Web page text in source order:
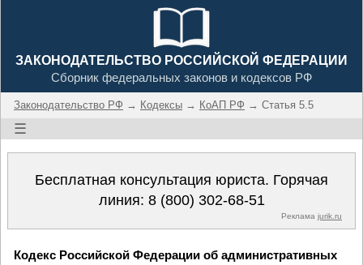
ЗАКОНОДАТЕЛЬСТВО РОССИЙСКОЙ ФЕДЕРАЦИИ
Сборник федеральных законов и кодексов РФ
Законодательство РФ → Кодексы → КоАП РФ → Статья 5.5
☰
Бесплатная консультация юриста. Горячая
линия: 8 (800) 302-68-51
Реклама jurik.ru
Кодекс Российской Федерации об административных